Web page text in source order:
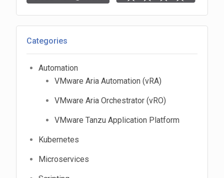
Categories
Automation
VMware Aria Automation (vRA)
VMware Aria Orchestrator (vRO)
VMware Tanzu Application Platform
Kubernetes
Microservices